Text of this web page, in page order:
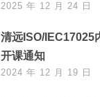
2025 年 12 月 24 日
清远ISO/IEC17025
开课通知
2024 年 12 月 19 日